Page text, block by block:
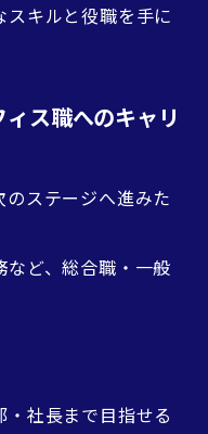
キルと役職を手に
ス職へのキャリ
のステージへ進みた
ど、総合職・一般
社長まで目指せる